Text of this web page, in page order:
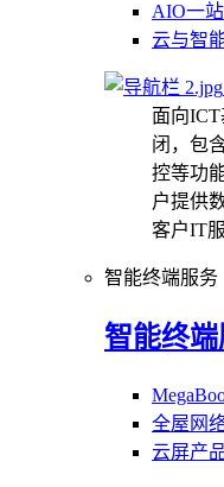
AIO一
云与智
面向
闭，包
控等功
户提供
客户IT
智能终端服务
智能终
全屋网
云屏产